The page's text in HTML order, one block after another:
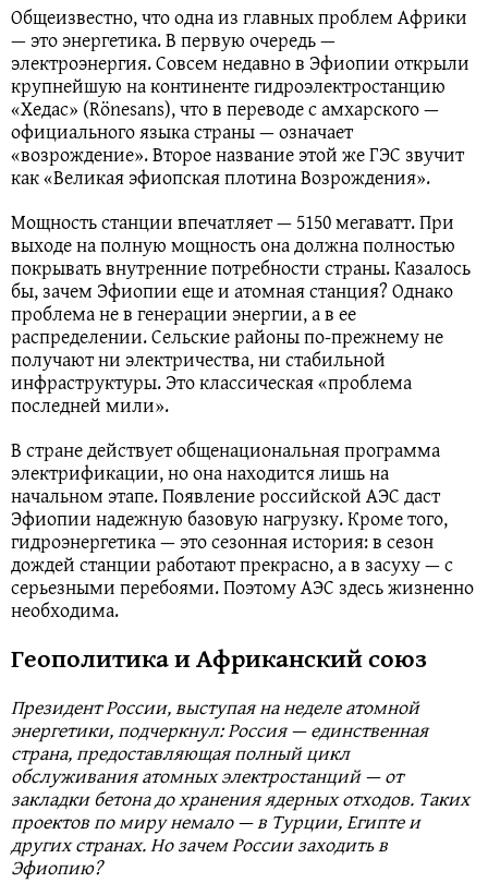
Общеизвестно, что одна из главных проблем Африки
— это энергетика. В первую очередь —
электроэнергия. Совсем недавно в Эфиопии открыли
крупнейшую на континенте гидроэлектростанцию
«Хедас» (Rönesans), что в переводе с амхарского —
официального языка страны — означает
«возрождение». Второе название этой же ГЭС звучит
как «Великая эфиопская плотина Возрождения».
Мощность станции впечатляет — 5150 мегаватт. При
выходе на полную мощность она должна полностью
покрывать внутренние потребности страны. Казалось
бы, зачем Эфиопии еще и атомная станция? Однако
проблема не в генерации энергии, а в ее
распределении. Сельские районы по-прежнему не
получают ни электричества, ни стабильной
инфраструктуры. Это классическая «проблема
последней мили».
В стране действует общенациональная программа
электрификации, но она находится лишь на
начальном этапе. Появление российской АЭС даст
Эфиопии надежную базовую нагрузку. Кроме того,
гидроэнергетика — это сезонная история: в сезон
дождей станции работают прекрасно, а в засуху — с
серьезными перебоями. Поэтому АЭС здесь жизненно
необходима.
Геополитика и Африканский союз
Президент России, выступая на неделе атомной
энергетики, подчеркнул: Россия — единственная
страна, предоставляющая полный цикл
обслуживания атомных электростанций — от
закладки бетона до хранения ядерных отходов. Таких
проектов по миру немало — в Турции, Египте и
других странах. Но зачем России заходить в
Эфиопию?